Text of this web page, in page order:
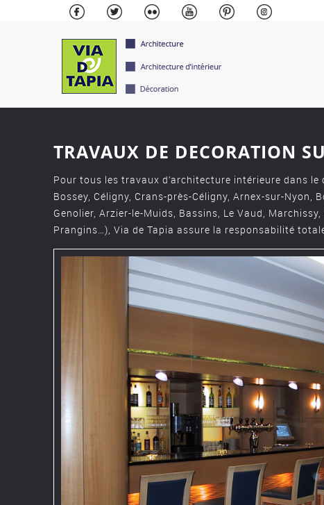
TRAVAUX DE DECORATION
Pour tous les travaux d’architecture intérieure dans le
Bossey, Céligny, Crans-près-Céligny, Arnex-sur-Nyon,
Genolier, Arzier-le-Muids, Bassins, Le Vaud,
Prangins…), Via de Tapia assure la responsabilité